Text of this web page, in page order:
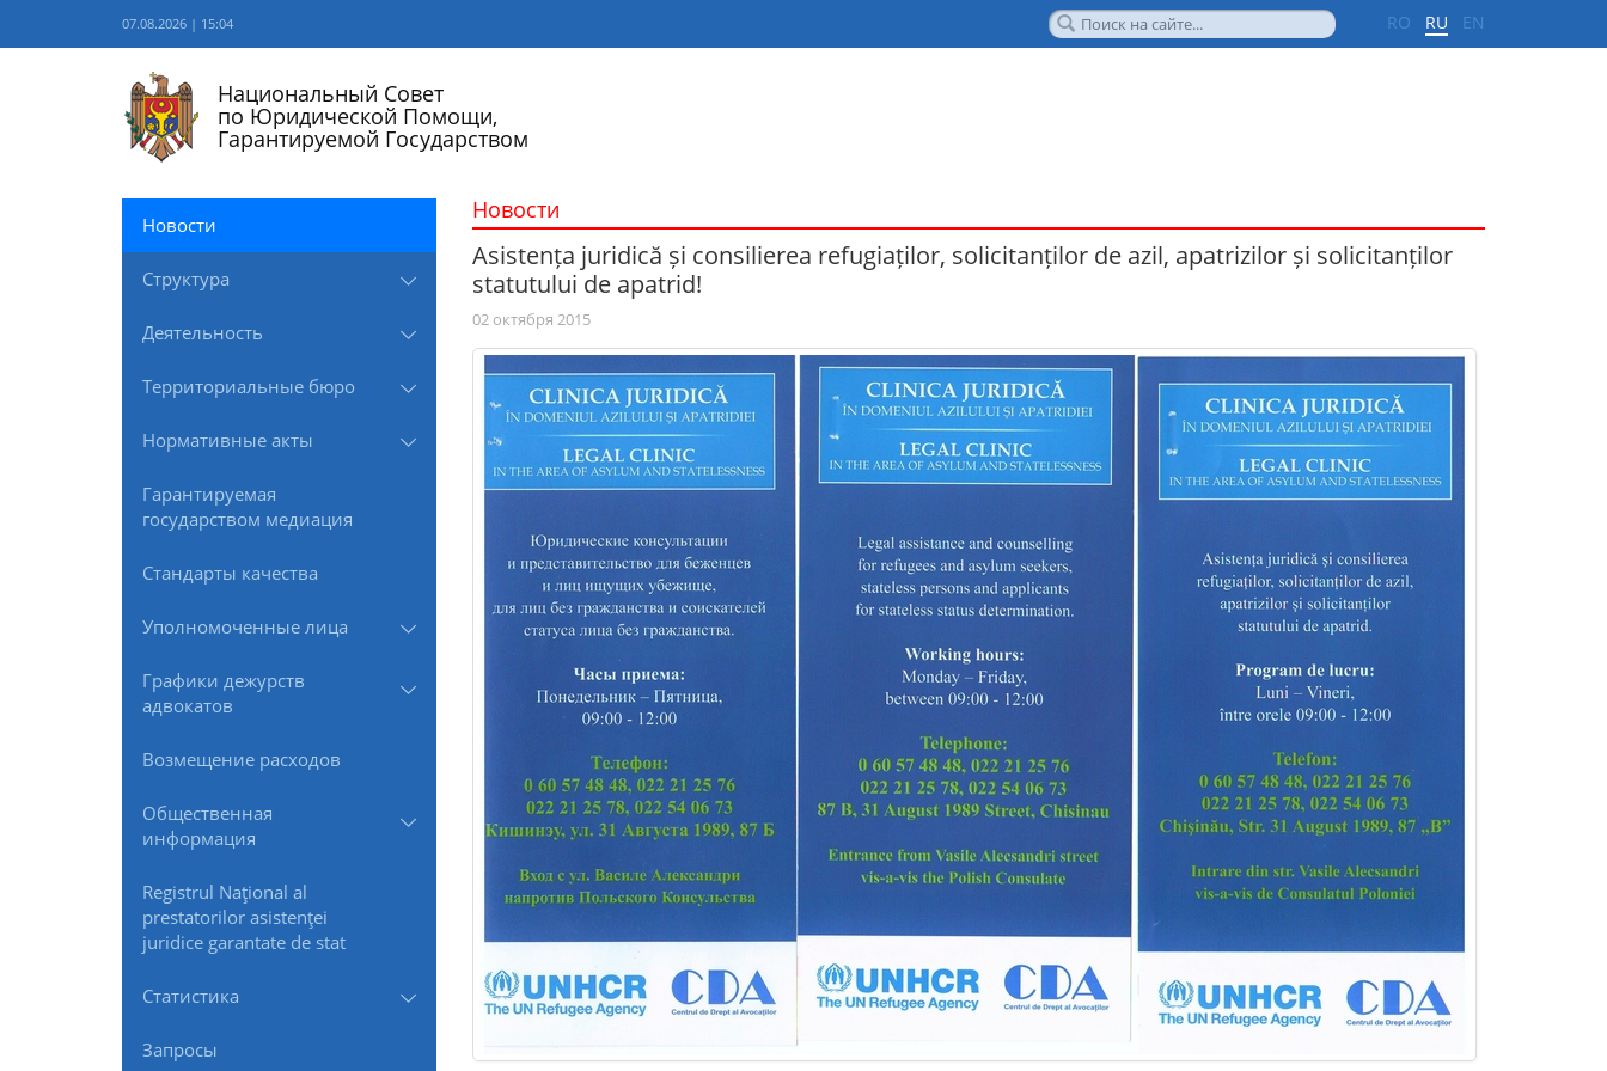
07.08.2026 | 15:04 RO RU EN
Национальный Совет
по Юридической Помощи,
Гарантируемой Государством
Новости
Структура
Деятельность
Территориальные бюро
Нормативные акты
Гарантируемая
государством медиация
Стандарты качества
Уполномоченные лица
Графики дежурств
адвокатов
Возмещение расходов
Общественная
информация
Registrul Naţional al
prestatorilor asistenţei
juridice garantate de stat
Статистика
Запросы
Новости
Asistența juridică și consilierea refugiaților, solicitanților de azil, apatrizilor și solicitanților
statutului de apatrid!
02 октября 2015